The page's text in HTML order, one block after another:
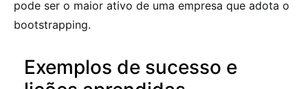
pode ser o maior ativo de uma empresa que adota o
bootstrapping.
Exemplos de sucesso e